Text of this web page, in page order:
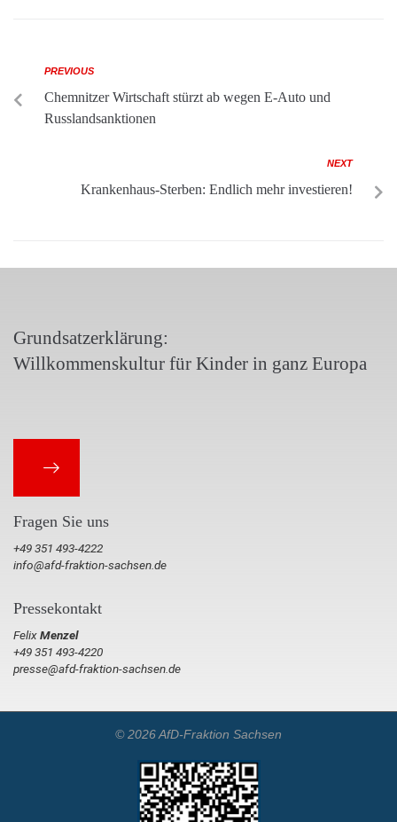
PREVIOUS
Chemnitzer Wirtschaft stürzt ab wegen E-Auto und
Russlandsanktionen
NEXT
Krankenhaus-Sterben: Endlich mehr investieren!
Grundsatzerklärung:
Willkommenskultur für Kinder in ganz Europa
Fragen Sie uns
+49 351 493-4222
info@afd-fraktion-sachsen.de
Pressekontakt
FelixMenzel
+49 351 493-4220
presse@afd-fraktion-sachsen.de
© 2026 AfD-Fraktion Sachsen